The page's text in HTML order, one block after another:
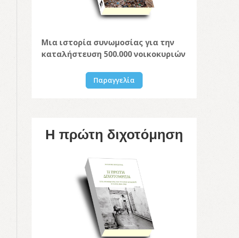
Μια ιστορία συνωμοσίας για την
καταλήστευση 500.000 νοικοκυριών
Παραγγελία
Η πρώτη διχοτόμηση